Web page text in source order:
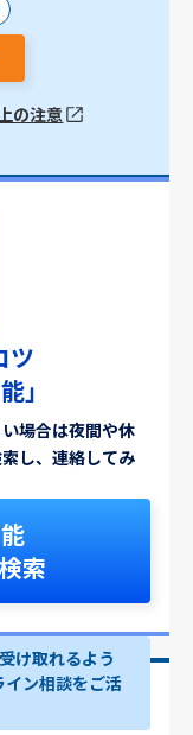
の注意
ツ
」
場合は夜間や休
し、連絡してみ
索
け取れるよう
ン相談をご活